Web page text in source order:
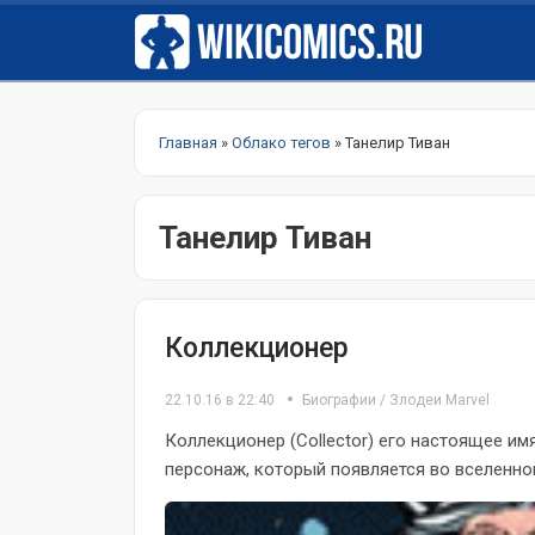
Главная » Облако тегов » Танелир Тиван
Танелир Тиван
Коллекционер
22.10.16 в 22:40 Биографии / Злодеи Marvel
Коллекционер (Collector) его настоящее
персонаж, который появляется во